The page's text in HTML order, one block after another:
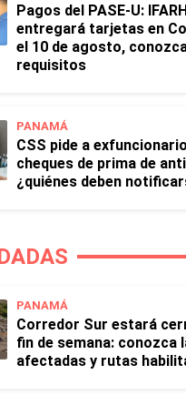
Pagos del PASE-U:
entregará tarjetas en
el 10 de agosto,
requisitos
PANAMÁ
CSS pide a
cheques de prima de
¿quiénes deben
PANAMÁ
Corredor Sur estará
fin de semana: conozca
afectadas y rutas